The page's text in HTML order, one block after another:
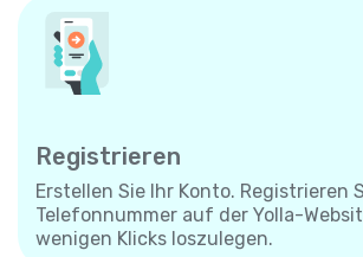
Registrieren
Erstellen Sie Ihr Konto. Registrieren
Telefonnummer auf der Yolla-
wenigen Klicks loszulegen.